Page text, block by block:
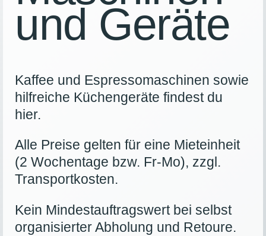
und Geräte
Kaffee und Espressomaschinen sowie
hilfreiche Küchengeräte findest du
hier.
Alle Preise gelten für eine Mieteinheit
(2 Wochentage bzw. Fr-Mo), zzgl.
Transportkosten.
Kein Mindestauftragswert bei selbst
organisierter Abholung und Retoure.